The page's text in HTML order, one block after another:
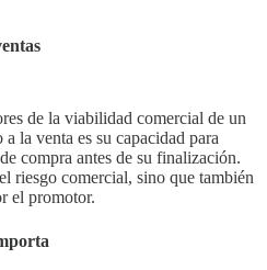
de la viabilidad comercial de un
la venta es su capacidad para
compra antes de su finalización.
riesgo comercial, sino que también
el promotor.